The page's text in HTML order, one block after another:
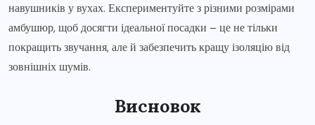
навушників у вухах. Експериментуйте з різними розмірами
амбушюр, щоб досягти ідеальної посадки – це не тільки
покращить звучання, але й забезпечить кращу ізоляцію від
зовнішніх шумів.
Висновок